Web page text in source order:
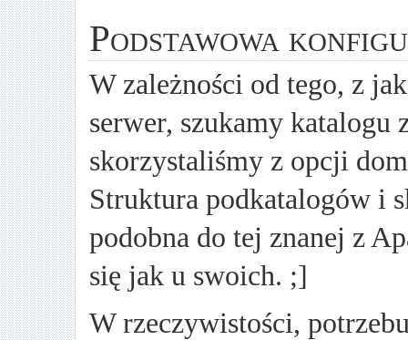
Podstawowa
W zależności od tego, z
serwer, szukamy
skorzystaliśmy z opcji
Struktura podkatalogów i
podobna do tej znanej z
się jak u swoich. ;]
W rzeczywistości,